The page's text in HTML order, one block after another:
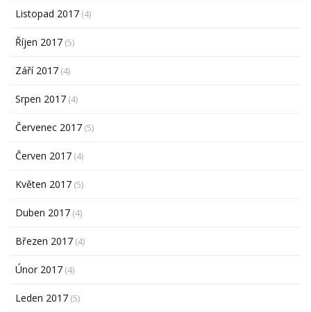
Listopad 2017 (4)
Říjen 2017 (5)
Září 2017 (4)
Srpen 2017 (4)
Červenec 2017 (5)
Červen 2017 (4)
Květen 2017 (5)
Duben 2017 (4)
Březen 2017 (4)
Únor 2017 (4)
Leden 2017 (5)